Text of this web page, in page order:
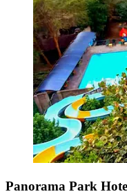
Panorama Park